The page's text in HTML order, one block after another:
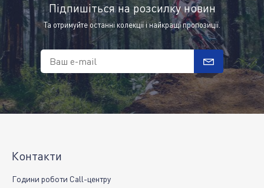
Підпишіться на розсилку новин
Та отримуйте останні колекції і найкращі пропозиції.
Ваш e-mail
Контакти
Години роботи Call-центру